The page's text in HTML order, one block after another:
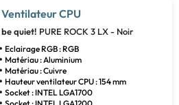
Ventilateur CPU
be quiet! PURE ROCK 3 LX - Noir
Eclairage RGB : RGB
Matériau : Aluminium
Matériau : Cuivre
Hauteur ventilateur CPU : 154 mm
Socket : INTEL LGA1700